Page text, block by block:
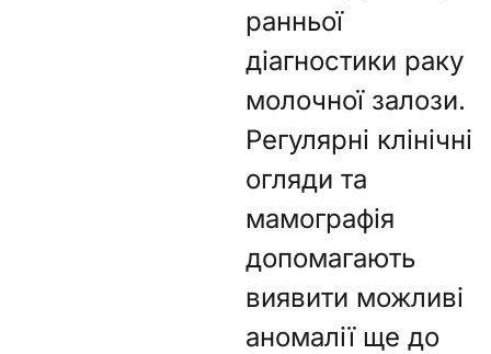
ранньої
діагностики раку
молочної залози.
Регулярні клінічні
огляди та
мамографія
допомагають
виявити можливі
аномалії ще до